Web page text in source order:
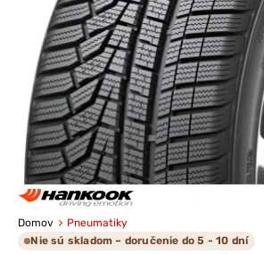
Domov
Pneumatiky
Nie sú skladom – doručenie do 5 - 10 dní